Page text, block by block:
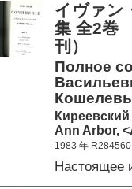
イヴァン
集 全2巻
刊）
Полное
Ann Arbor,
1983 年 R284560
Настоящее